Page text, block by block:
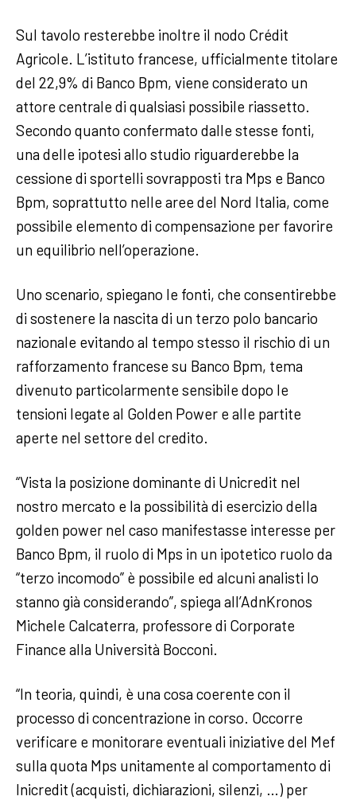
Sul tavolo resterebbe inoltre il nodo Crédit
Agricole. L’istituto francese, ufficialmente titolare
del 22,9% di Banco Bpm, viene considerato un
attore centrale di qualsiasi possibile riassetto.
Secondo quanto confermato dalle stesse fonti,
una delle ipotesi allo studio riguarderebbe la
cessione di sportelli sovrapposti tra Mps e Banco
Bpm, soprattutto nelle aree del Nord Italia, come
possibile elemento di compensazione per favorire
un equilibrio nell’operazione.
Uno scenario, spiegano le fonti, che consentirebbe
di sostenere la nascita di un terzo polo bancario
nazionale evitando al tempo stesso il rischio di un
rafforzamento francese su Banco Bpm, tema
divenuto particolarmente sensibile dopo le
tensioni legate al Golden Power e alle partite
aperte nel settore del credito.
“Vista la posizione dominante di Unicredit nel
nostro mercato e la possibilità di esercizio della
golden power nel caso manifestasse interesse per
Banco Bpm, il ruolo di Mps in un ipotetico ruolo da
“terzo incomodo” è possibile ed alcuni analisti lo
stanno già considerando”, spiega all’AdnKronos
Michele Calcaterra, professore di Corporate
Finance alla Università Bocconi.
“In teoria, quindi, è una cosa coerente con il
processo di concentrazione in corso. Occorre
verificare e monitorare eventuali iniziative del Mef
sulla quota Mps unitamente al comportamento di
Inicredit (acquisti, dichiarazioni, silenzi, …) per